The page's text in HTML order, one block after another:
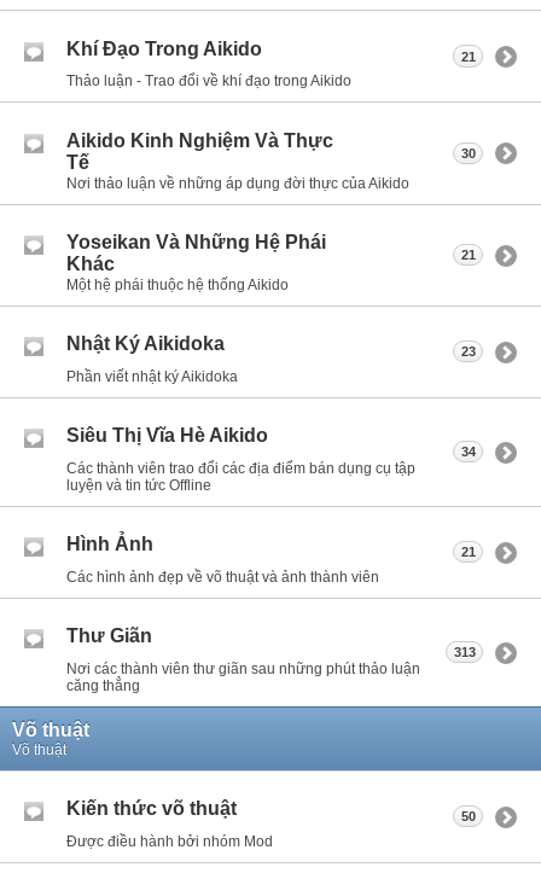
Khí Đạo Trong Aikido
Thảo luận - Trao đổi về khí đạo trong Aikido
21
Aikido Kinh Nghiệm Và Thực
Tế
Nơi thảo luận về những áp dụng đời thực của Aikido
30
Yoseikan Và Những Hệ Phái
Khác
Một hệ phái thuộc hệ thống Aikido
21
Nhật Ký Aikidoka
Phần viết nhật ký Aikidoka
23
Siêu Thị Vĩa Hè Aikido
Các thành viên trao đổi các địa điểm bán dụng cụ tập
luyện và tin tức Offline
34
Hình Ảnh
Các hình ảnh đẹp về võ thuật và ảnh thành viên
21
Thư Giãn
Nơi các thành viên thư giãn sau những phút thảo luận
căng thẳng
313
Võ thuật
Võ thuật
Kiến thức võ thuật
Được điều hành bởi nhóm Mod
50